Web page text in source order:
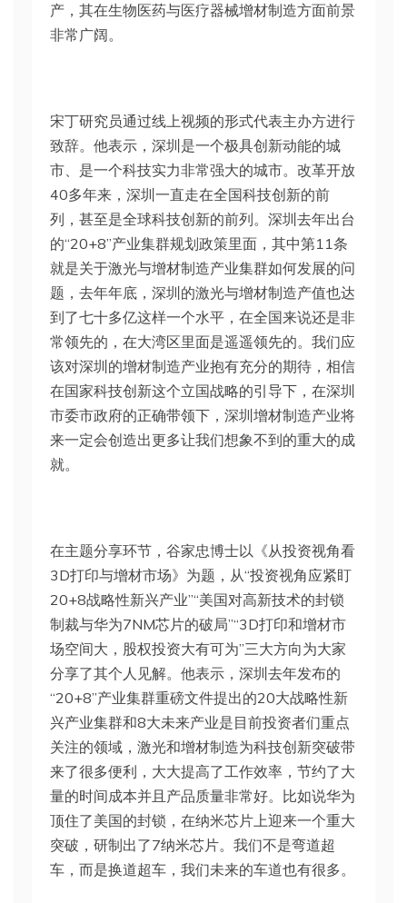
产，其在生物医药与医疗器械增材制造方面前景
非常广阔。
宋丁研究员通过线上视频的形式代表主办方进行
致辞。他表示，深圳是一个极具创新动能的城
市、是一个科技实力非常强大的城市。改革开放
40多年来，深圳一直走在全国科技创新的前
列，甚至是全球科技创新的前列。深圳去年出台
的“20+8”产业集群规划政策里面，其中第11条
就是关于激光与增材制造产业集群如何发展的问
题，去年年底，深圳的激光与增材制造产值也达
到了七十多亿这样一个水平，在全国来说还是非
常领先的，在大湾区里面是遥遥领先的。我们应
该对深圳的增材制造产业抱有充分的期待，相信
在国家科技创新这个立国战略的引导下，在深圳
市委市政府的正确带领下，深圳增材制造产业将
来一定会创造出更多让我们想象不到的重大的成
就。
在主题分享环节，谷家忠博士以《从投资视角看
3D打印与增材市场》为题，从“投资视角应紧盯
20+8战略性新兴产业”“美国对高新技术的封锁
制裁与华为7NM芯片的破局”“3D打印和增材市
场空间大，股权投资大有可为”三大方向为大家
分享了其个人见解。他表示，深圳去年发布的
“20+8”产业集群重磅文件提出的20大战略性新
兴产业集群和8大未来产业是目前投资者们重点
关注的领域，激光和增材制造为科技创新突破带
来了很多便利，大大提高了工作效率，节约了大
量的时间成本并且产品质量非常好。比如说华为
顶住了美国的封锁，在纳米芯片上迎来一个重大
突破，研制出了7纳米芯片。我们不是弯道超
车，而是换道超车，我们未来的车道也有很多。